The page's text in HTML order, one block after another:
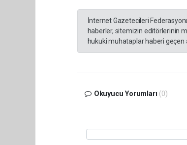
İnternet Gazetecileri
haberler, sitemizin editörlerinin
hukuki muhataplar haberi
Okuyucu Yorumları (0)